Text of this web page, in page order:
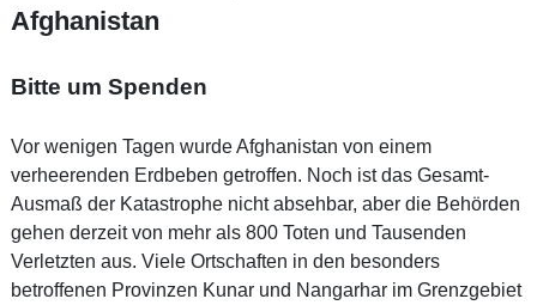
Afghanistan
Bitte um Spenden
Vor wenigen Tagen wurde Afghanistan von einem
verheerenden Erdbeben getroffen. Noch ist das Gesamt-
Ausmaß der Katastrophe nicht absehbar, aber die Behörden
gehen derzeit von mehr als 800 Toten und Tausenden
Verletzten aus. Viele Ortschaften in den besonders
betroffenen Provinzen Kunar und Nangarhar im Grenzgebiet